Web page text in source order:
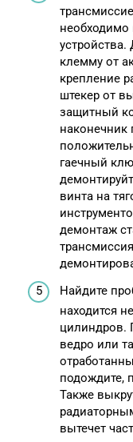
необходимо
устройства.
клемму от
крепление
штекер от
защитный
наконечник
гаечный
винта на
демонтаж
Найдите
находится
цилиндров.
ведро или
подождите,
Также
вытечет